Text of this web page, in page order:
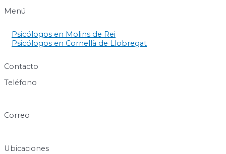
Menú
Psicólogos en Molins de Rei
Psicólogos en Cornellà de Llobregat
Contacto
Teléfono
Correo
Ubicaciones